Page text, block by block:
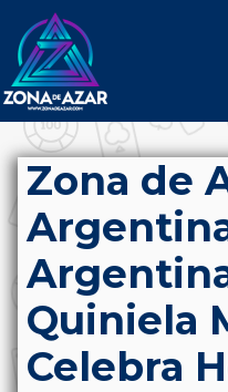
Zona de
Quiniela
Celebra